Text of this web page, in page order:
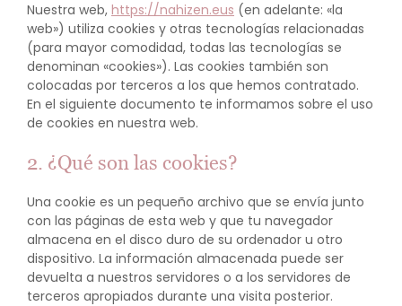
Nuestra web, https://nahizen.eus (en adelante: «la
web») utiliza cookies y otras tecnologías relacionadas
(para mayor comodidad, todas las tecnologías se
denominan «cookies»). Las cookies también son
colocadas por terceros a los que hemos contratado.
En el siguiente documento te informamos sobre el uso
de cookies en nuestra web.
2. ¿Qué son las cookies?
Una cookie es un pequeño archivo que se envía junto
con las páginas de esta web y que tu navegador
almacena en el disco duro de su ordenador u otro
dispositivo. La información almacenada puede ser
devuelta a nuestros servidores o a los servidores de
terceros apropiados durante una visita posterior.